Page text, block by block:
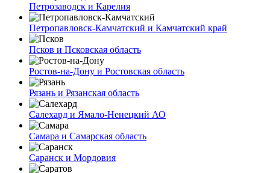
Петрозаводск и Карелия
Петропавловск-Камчатский и Камчатский край
Псков и Псковская область
Ростов-на-Дону и Ростовская область
Рязань и Рязанская область
Салехард и Ямало-Ненецкий АО
Самара и Самарская область
Саранск и Мордовия